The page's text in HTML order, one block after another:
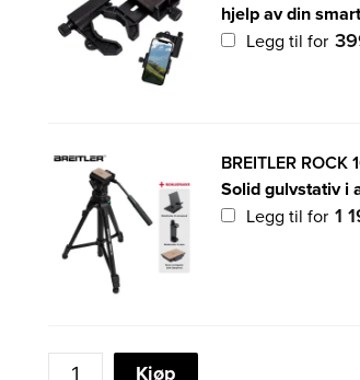
hjelp av din
Legg til for
BREITLER ROCK
Solid gulvstativ i
Legg til for 1
ACUTER
Kjøp